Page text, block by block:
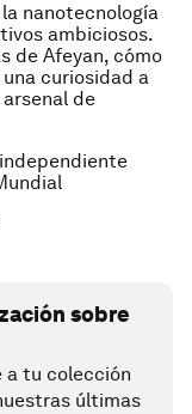
nanotecnología
ambiciosos.
de Afeyan, cómo
curiosidad a
de
sobre
a tu colección
últimas